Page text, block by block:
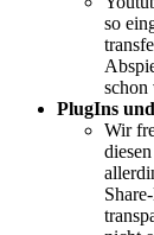
so
schon
PlugIns
Wir